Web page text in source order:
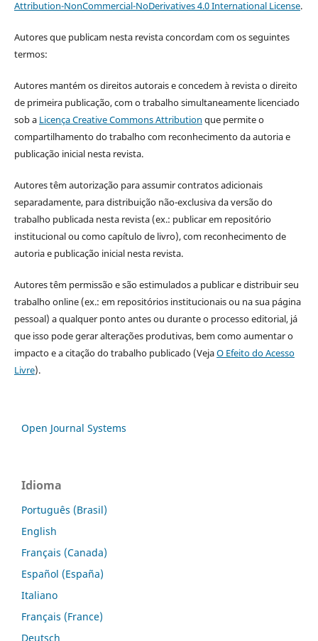
Attribution-NonCommercial-NoDerivatives 4.0 International License.
Autores que publicam nesta revista concordam com os seguintes
termos:
Autores mantém os direitos autorais e concedem à revista o direito
de primeira publicação, com o trabalho simultaneamente licenciado
sob a Licença Creative Commons Attribution que permite o
compartilhamento do trabalho com reconhecimento da autoria e
publicação inicial nesta revista.
Autores têm autorização para assumir contratos adicionais
separadamente, para distribuição não-exclusiva da versão do
trabalho publicada nesta revista (ex.: publicar em repositório
institucional ou como capítulo de livro), com reconhecimento de
autoria e publicação inicial nesta revista.
Autores têm permissão e são estimulados a publicar e distribuir seu
trabalho online (ex.: em repositórios institucionais ou na sua página
pessoal) a qualquer ponto antes ou durante o processo editorial, já
que isso pode gerar alterações produtivas, bem como aumentar o
impacto e a citação do trabalho publicado (VejaO Efeito do Acesso
Livre).
Open Journal Systems
Idioma
Português (Brasil)
English
Français (Canada)
Español (España)
Italiano
Français (France)
Deutsch